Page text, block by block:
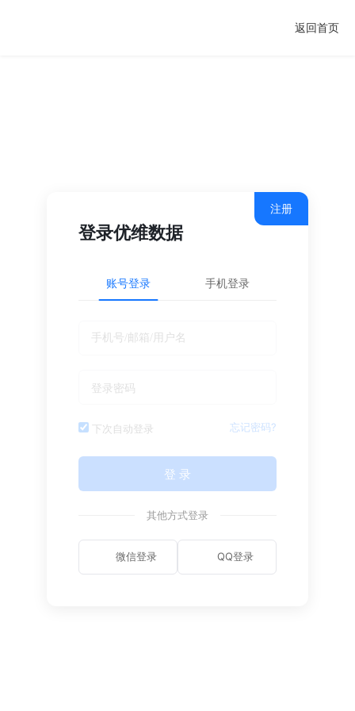
返回首页
注册
登录优维数据
账号登录 手机登录
下次自动登录 忘记密码?
登 录
其他方式登录
微信登录 QQ登录